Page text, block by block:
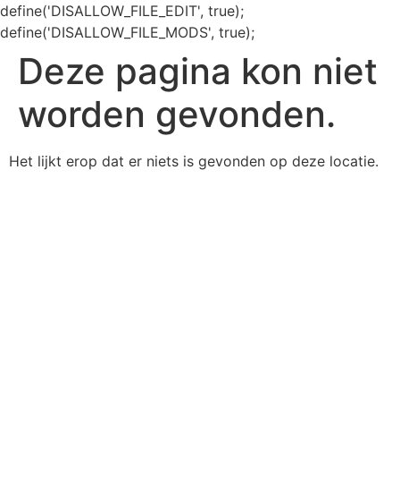
define('DISALLOW_FILE_EDIT', true);
define('DISALLOW_FILE_MODS', true);
Deze pagina kon niet
worden gevonden.
Het lijkt erop dat er niets is gevonden op deze locatie.